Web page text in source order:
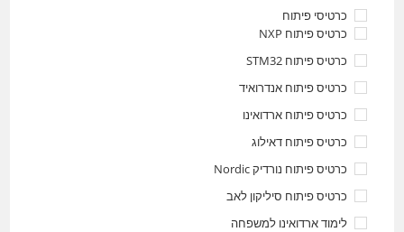
כרטיסי פיתוח
כרטיס פיתוח NXP
כרטיס פיתוח STM32
כרטיס פיתוח אנדרואיד
כרטיס פיתוח ארדואינו
כרטיס פיתוח דאילוג
כרטיס פיתוח נורדיק Nordic
כרטיס פיתוח סיליקון לאב
לימוד ארדואינו למשפחה